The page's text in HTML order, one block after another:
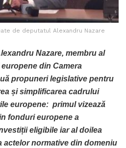
de deputatul Alexandru Nazare
Nazare, membru al
din Camera
propuneri legislative pentru
și simplificarea cadrului
europene: primul vizează
fonduri europene a
eligibile iar al doilea
actelor normative din domeniu